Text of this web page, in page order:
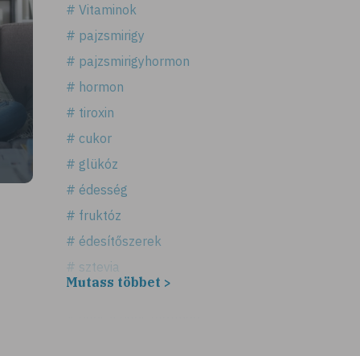
# Vitaminok
# pajzsmirigy
# pajzsmirigyhormon
# hormon
# tiroxin
# cukor
# glükóz
# édesség
# fruktóz
# édesítőszerek
# sztevia
# fogadalom
Mutass többet >